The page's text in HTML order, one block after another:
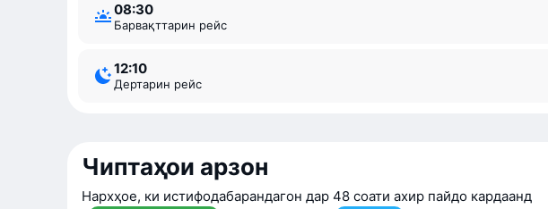
08:30
Барвақттарин рейс
12:10
Дертарин рейс
Чиптаҳои арзон
Нархҳое, ки истифодабарандагон дар 48 соати ахир пайдо кардаанд